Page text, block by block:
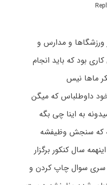
ورزشگاها و مدارس و
بود که باید انجام
ماها نیس
خود داوطلباس که میگن
به اینا چی بگه
که سنجش وظیفشه
سال کنکور برگزار
سوال چاپ کردن و